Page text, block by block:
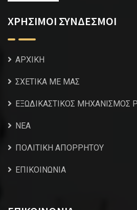
ΧΡΗΣΙΜΟΙ ΣΥΝΔΕΣΜΟΙ
ΑΡΧΙΚΗ
ΣΧΕΤΙΚΑ ΜΕ ΜΑΣ
ΕΞΩΔΙΚΑΣΤΙΚΟΣ ΜΗΧΑΝΙΣΜΟΣ
NEA
ΠΟΛΙΤΙΚΗ ΑΠΟΡΡΗΤΟΥ
ΕΠΙΚΟΙΝΩΝΙΑ